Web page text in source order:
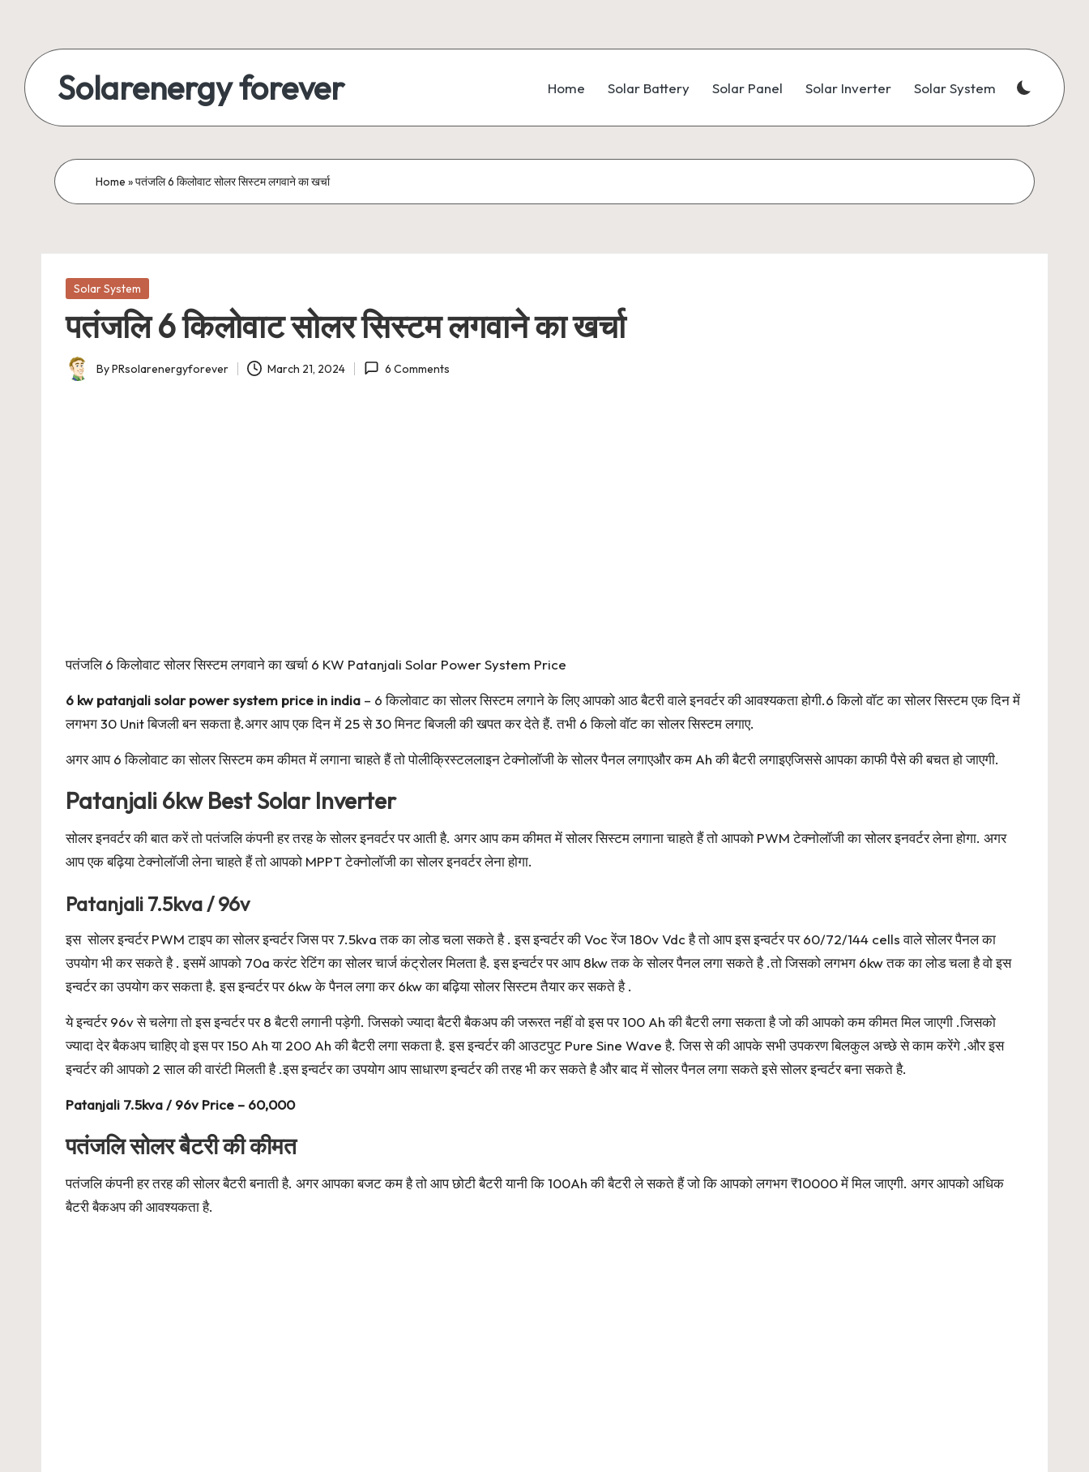
content
Solarenergy forever
बिजली
Home Solar Battery Solar Panel Solar Inverter Solar System
Home »पतंजलि 6 किलोवाट सोलर सिस्टम लगवाने का खर्चा
Posted
Solar System
पतंजलि 6 किलोवाट सोलर सिस्टम लगवाने का खर्चा
Posted
ByPRsolarenergyforever March 21, 2024 6 Comments
पतंजलि 6 किलोवाट सोलर सिस्टम लगवाने का खर्चा 6 KW Patanjali Solar Power System Price
6 kw patanjali solar power system price in india – 6 किलोवाट का सोलर सिस्टम लगाने के लिए आपको आठ बैटरी वाले इनवर्टर की आवश्यकता होगी.6 किलो वॉट का सोलर सिस्टम एक दिन में
लगभग 30 Unit बिजली बन सकता है.अगर आप एक दिन में 25 से 30 मिनट बिजली की खपत कर देते हैं. तभी 6 किलो वॉट का सोलर सिस्टम लगाए.
अगर आप 6 किलोवाट का सोलर सिस्टम कम कीमत में लगाना चाहते हैं तो पोलीक्रिस्टललाइन टेक्नोलॉजी के सोलर पैनल लगाएऔर कम Ah की बैटरी लगाइएजिससे आपका काफी पैसे की बचत हो जाएगी.
Patanjali 6kw Best Solar Inverter
सोलर इनवर्टर की बात करें तो पतंजलि कंपनी हर तरह के सोलर इनवर्टर पर आती है. अगर आप कम कीमत में सोलर सिस्टम लगाना चाहते हैं तो आपको PWM टेक्नोलॉजी का सोलर इनवर्टर लेना होगा. अगर
आप एक बढ़िया टेक्नोलॉजी लेना चाहते हैं तो आपको MPPT टेक्नोलॉजी का सोलर इनवर्टर लेना होगा.
Patanjali 7.5kva / 96v
इस सोलर इन्वर्टर PWM टाइप का सोलर इन्वर्टर जिस पर 7.5kva तक का लोड चला सकते है . इस इन्वर्टर की Voc रेंज 180v Vdc है तो आप इस इन्वर्टर पर 60/72/144 cells वाले सोलर पैनल का
उपयोग भी कर सकते है . इसमें आपको 70a करंट रेटिंग का सोलर चार्ज कंट्रोलर मिलता है. इस इन्वर्टर पर आप 8kw तक के सोलर पैनल लगा सकते है .तो जिसको लगभग 6kw तक का लोड चला है वो इस
इन्वर्टर का उपयोग कर सकता है. इस इन्वर्टर पर 6kw के पैनल लगा कर 6kw का बढ़िया सोलर सिस्टम तैयार कर सकते है .
ये इन्वर्टर 96v से चलेगा तो इस इन्वर्टर पर 8 बैटरी लगानी पड़ेगी. जिसको ज्यादा बैटरी बैकअप की जरूरत नहीं वो इस पर 100 Ah की बैटरी लगा सकता है जो की आपको कम कीमत मिल जाएगी .जिसको
ज्यादा देर बैकअप चाहिए वो इस पर 150 Ah या 200 Ah की बैटरी लगा सकता है. इस इन्वर्टर की आउटपुट Pure Sine Wave है. जिस से की आपके सभी उपकरण बिलकुल अच्छे से काम करेंगे .और इस
इन्वर्टर की आपको 2 साल की वारंटी मिलती है .इस इन्वर्टर का उपयोग आप साधारण इन्वर्टर की तरह भी कर सकते है और बाद में सोलर पैनल लगा सकते इसे सोलर इन्वर्टर बना सकते है.
Patanjali 7.5kva / 96v Price – 60,000
पतंजलि सोलर बैटरी की कीमत
पतंजलि कंपनी हर तरह की सोलर बैटरी बनाती है. अगर आपका बजट कम है तो आप छोटी बैटरी यानी कि 100Ah की बैटरी ले सकते हैं जो कि आपको लगभग ₹10000 में मिल जाएगी. अगर आपको अधिक
बैटरी बैकअप की आवश्यकता है.